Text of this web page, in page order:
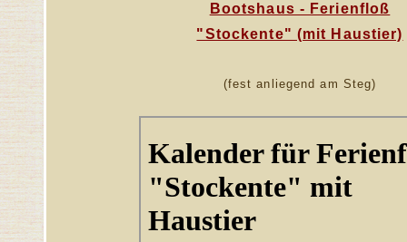
Bootshaus - Ferienfloß
"Stockente" (mit Haustier)
(fest anliegend am Steg)